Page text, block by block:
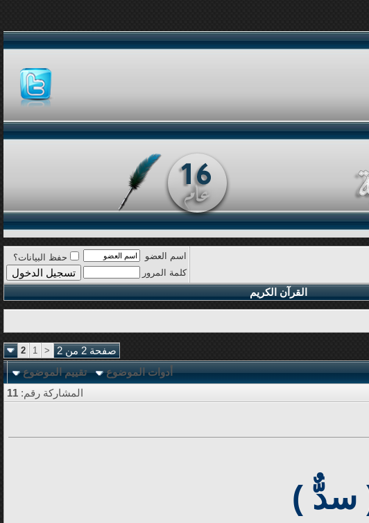
اسم العضو
حفظ البيانات؟
كلمة المرور
القرآن الكريم
صفحة 2 من 2 <
1
2
أدوات الموضوع
تقييم الموضوع
المشاركة رقم: 11
سدٌّ )